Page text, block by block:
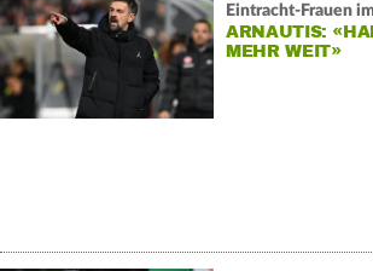
Eintracht-Frauen
ARNAUTIS:
MEHR WEIT»